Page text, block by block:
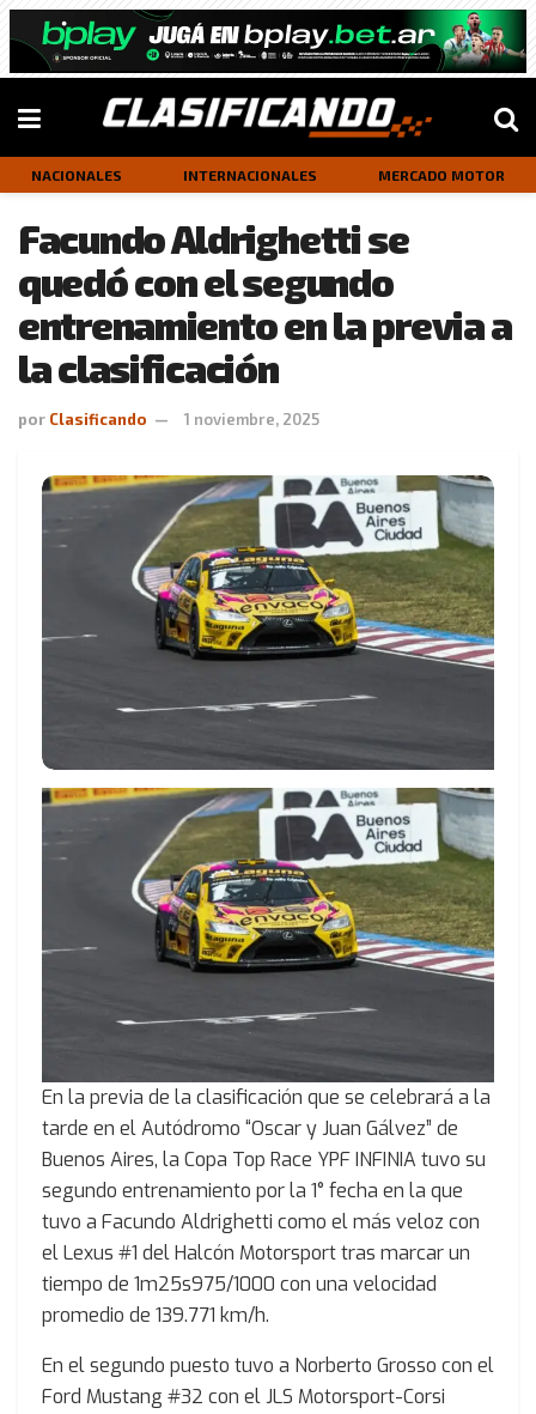
NACIONALES INTERNACIONALES MERCADO MOTOR
Facundo Aldrighetti se
quedó con el segundo
entrenamiento en la previa a
la clasificación
por Clasificando 1 noviembre, 2025
En la previa de la clasificación que se celebrará a la
tarde en el Autódromo “Oscar y Juan Gálvez” de
Buenos Aires, la Copa Top Race YPF INFINIA tuvo su
segundo entrenamiento por la 1° fecha en la que
tuvo a Facundo Aldrighetti como el más veloz con
el Lexus #1 del Halcón Motorsport tras marcar un
tiempo de 1m25s975/1000 con una velocidad
promedio de 139.771 km/h.
En el segundo puesto tuvo a Norberto Grosso con el
Ford Mustang #32 con el JLS Motorsport-Corsi